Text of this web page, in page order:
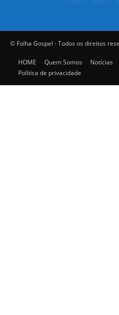
© Folha Gospel - Todos os direitos
HOME Quem Somos Notícias
Política de privacidade